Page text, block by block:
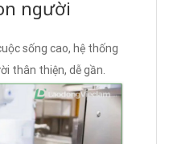
người
sống cao, hệ thống
thân thiện, dễ gần.